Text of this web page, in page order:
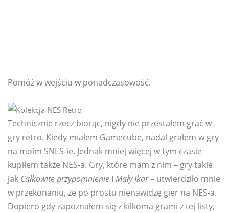
Pomóż w wejściu w ponadczasowość.
Technicznie rzecz biorąc, nigdy nie przestałem grać w
gry retro. Kiedy miałem Gamecube, nadal grałem w gry
na moim SNES-ie. Jednak mniej więcej w tym czasie
kupiłem także NES-a. Gry, które mam z nim – gry takie
jak Całkowite przypomnienie I Mały Ikar– utwierdziło mnie
w przekonaniu, że po prostu nienawidzę gier na NES-a.
Dopiero gdy zapoznałem się z kilkoma grami z tej listy,